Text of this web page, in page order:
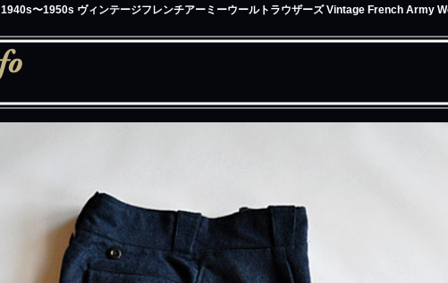
1940s〜1950s ヴィンテージフレンチアーミーウールトラウザーズ Vintage French Army